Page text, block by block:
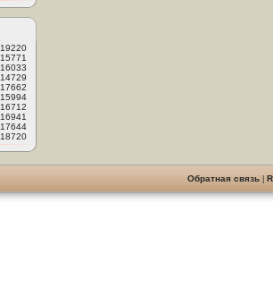
19220
15771
16033
14729
17662
15994
16712
16941
17644
18720
Обратная связь